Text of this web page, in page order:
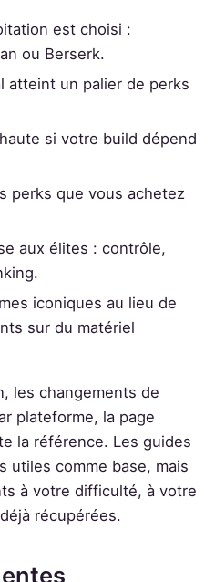
est choisi :
ou Berserk.
atteint un palier de perks
si votre build dépend
perks que vous achetez
aux élites : contrôle,
iconiques au lieu de
sur du matériel
les changements de
plateforme, la page
la référence. Les guides
utiles comme base, mais
à votre difficulté, à votre
récupérées.